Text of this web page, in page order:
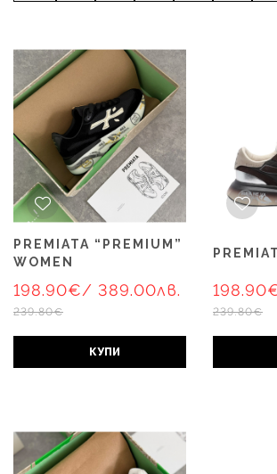
PREMIATA “PREMIUM”
WOMEN
198.90€/ 389.00лв.
239.80€
КУПИ
239.80€